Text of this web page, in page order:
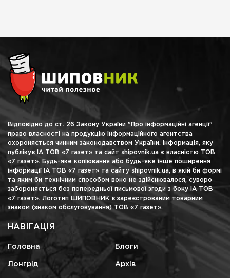
Відповідно до ст. 26 Закону України "Про інформаційні агенції"
право власності на продукцію інформаційного агентства
охороняється чинним законодавством України. Інформація, яку
публікує ІА ТОВ «7 газет» та сайт shipovnik.ua є власністю ТОВ
«7 газет». Будь-яке копіювання або будь-яке інше поширення
інформації ІА ТОВ «7 газет» та сайту shipovnik.ua, в якій би формі
та яким би технічним способом воно не здійснювалося, суворо
забороняється без попередньої письмової згоди з боку ІА ТОВ
«7 газет». Логотип ШИПОВНИК є зареєстрованим товарним
знаком (знаком обслуговування) ТОВ «7 газет».
НАВІГАЦІЯ
Головна Блоги
Лонгрід Архів